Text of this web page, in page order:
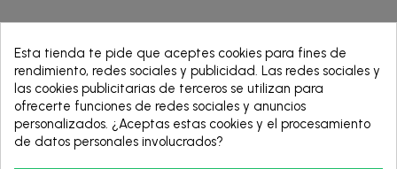
Esta tienda te pide que aceptes cookies para fines de
rendimiento, redes sociales y publicidad. Las redes sociales y
las cookies publicitarias de terceros se utilizan para
ofrecerte funciones de redes sociales y anuncios
personalizados. ¿Aceptas estas cookies y el procesamiento
de datos personales involucrados?
group_work